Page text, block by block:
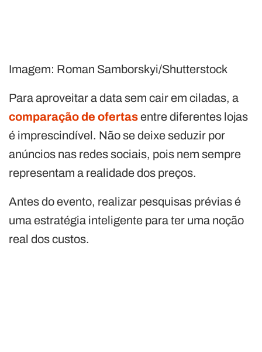
Imagem: Roman Samborskyi/Shutterstock
Para aproveitar a data sem cair em ciladas, a
comparação de ofertasentre diferentes lojas
é imprescindível. Não se deixe seduzir por
anúncios nas redes sociais, pois nem sempre
representam a realidade dos preços.
Antes do evento, realizar pesquisas prévias é
uma estratégia inteligente para ter uma noção
real dos custos.